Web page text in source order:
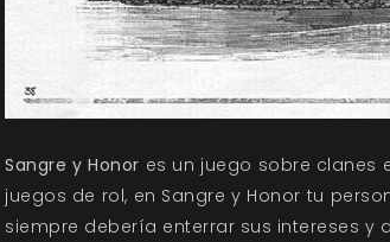
Sangre y Honor es un juego sobre clanes
juegos de rol, en Sangre y Honor tu
siempre debería enterrar sus intereses y